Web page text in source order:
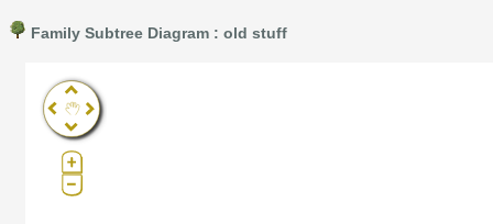
Family Subtree Diagram : old stuff